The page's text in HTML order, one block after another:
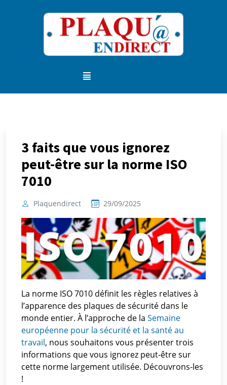
3 faits que vous ignorez
peut-être sur la norme ISO
7010
Plaquendirect 29/09/2025
La norme ISO 7010 définit les règles relatives à
l’apparence des plaques de sécurité dans le
monde entier. À l’approche de la Semaine
européenne pour la sécurité et la santé au
travail, nous souhaitons vous présenter trois
informations que vous ignorez peut-être sur
cette norme largement utilisée. Découvrons-les
!